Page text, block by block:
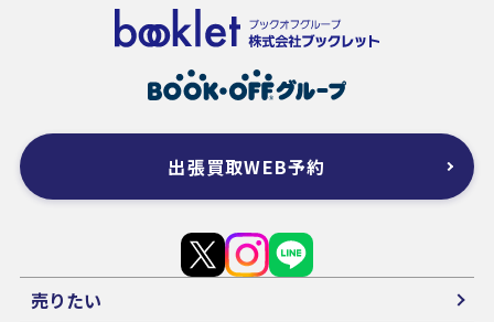
出張買取WEB予約
売りたい